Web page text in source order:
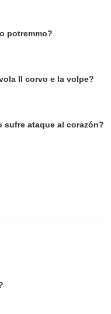
potremmo?
Il corvo e la volpe?
sufre ataque al corazón?